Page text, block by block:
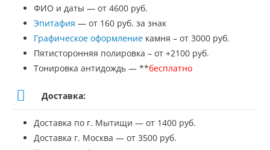
ФИО и даты — от 4600 руб.
Эпитафия — от 160 руб. за знак
Графическое оформление камня – от 3000 руб.
Пятисторонняя полировка – от +2100 руб.
Тонировка антидождь — **бесплатно
Доставка:
Доставка по г. Мытищи — от 1400 руб.
Доставка г. Москва — от 3500 руб.